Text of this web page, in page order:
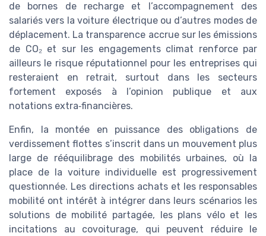
de bornes de recharge et l’accompagnement des
salariés vers la voiture électrique ou d’autres modes de
déplacement. La transparence accrue sur les émissions
de CO₂ et sur les engagements climat renforce par
ailleurs le risque réputationnel pour les entreprises qui
resteraient en retrait, surtout dans les secteurs
fortement exposés à l’opinion publique et aux
notations extra‑financières.
Enfin, la montée en puissance des obligations de
verdissement flottes s’inscrit dans un mouvement plus
large de rééquilibrage des mobilités urbaines, où la
place de la voiture individuelle est progressivement
questionnée. Les directions achats et les responsables
mobilité ont intérêt à intégrer dans leurs scénarios les
solutions de mobilité partagée, les plans vélo et les
incitations au covoiturage, qui peuvent réduire le